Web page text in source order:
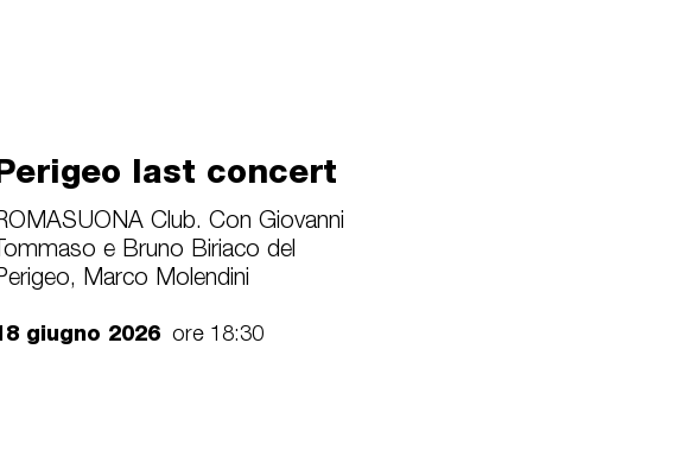
last concert
Club. Con Giovanni
Tommaso e Bruno Biriaco del
Marco Molendini
giugno 2026 ore 18:30